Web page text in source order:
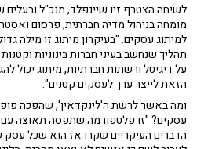
מומחה בניהול מדיה חברתית, פרסום
למיתוג עסקים. "בעיקרון מיתוג זו מילה
תהליך שנחשב בעיני חברות בינוניות
על דיגיטל ורשתות חברתיות, מיתוג יכול
הזאת לייצר ערך לעסקים קטנים".
ומה באשר לרשת ה'לינקדאין', שהפכה
עסקים? "זו פלטפורמה שתפסה תאוצה
הדברים העיקריים שקרו אז הוא שכל עסק